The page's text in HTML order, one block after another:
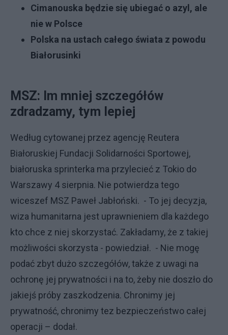
Cimanouska będzie się ubiegać o azyl, ale
nie w Polsce
Polska na ustach całego świata z powodu
Białorusinki
MSZ: Im mniej szczegółów
zdradzamy, tym lepiej
Według cytowanej przez agencję Reutera
Białoruskiej Fundacji Solidarności Sportowej,
białoruska sprinterka ma przylecieć z Tokio do
Warszawy 4 sierpnia. Nie potwierdza tego
wiceszef MSZ Paweł Jabłoński. - To jej decyzja,
wiza humanitarna jest uprawnieniem dla każdego
kto chce z niej skorzystać. Zakładamy, że z takiej
możliwości skorzysta - powiedział. - Nie mogę
podać zbyt dużo szczegółów, także z uwagi na
ochronę jej prywatności i na to, żeby nie doszło do
jakiejś próby zaszkodzenia. Chronimy jej
prywatność, chronimy tez bezpieczeństwo całej
operacji – dodał.